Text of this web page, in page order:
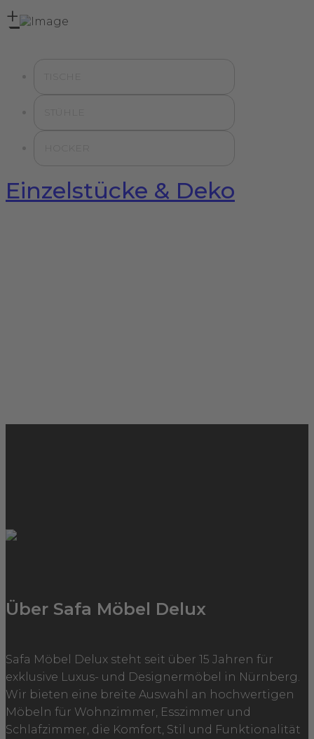
+
Einzelstücke & Deko
Über Safa Möbel Delux
Safa Möbel Delux steht seit über 15 Jahren für
exklusive Luxus- und Designermöbel in Nürnberg.
Wir bieten eine breite Auswahl an hochwertigen
Möbeln für Wohnzimmer, Esszimmer und
Schlafzimmer, die Komfort, Stil und Funktionalität